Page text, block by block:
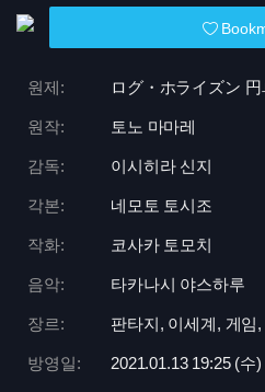
원제: ログ・ホライズン
원작: 토노 마마레
감독: 이시히라 신지
각본: 네모토 토시조
작화: 코사카 토모치
음악: 타카나시 야스하루
장르: 판타지, 이세계, 게임
방영일: 2021.01.13 19:25 (수)